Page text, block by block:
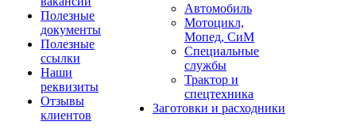
Полезные
документы
Полезные
ссылки
Наши
реквизиты
Отзывы
клиентов
Автомобиль
Мотоцикл,
Мопед, СиМ
Специальные
службы
Трактор и
спецтехника
Заготовки и расходники